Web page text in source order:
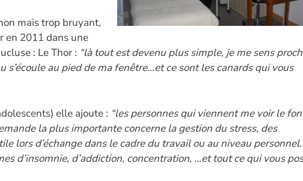
mais trop bruyant,
en 2011 dans une
: Le Thor : “là tout est devenu plus simple, je me sens
s’écoule au pied de ma fenêtre…et ce sont les canards qui vous
elle ajoute : “les personnes qui viennent me voir le
la plus importante concerne la gestion du stress, des
lors d’échange dans le cadre du travail ou au niveau personnel.
d’insomnie, d’addiction, concentration, …et tout ce qui vous